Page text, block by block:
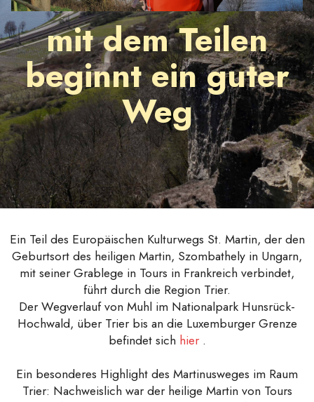
mit dem Teilen
beginnt ein guter
Weg
Ein Teil des Europäischen Kulturwegs St. Martin, der den
Geburtsort des heiligen Martin, Szombathely in Ungarn,
mit seiner Grablege in Tours in Frankreich verbindet,
führt durch die Region Trier.
Der Wegverlauf von Muhl im Nationalpark Hunsrück-
Hochwald, über Trier bis an die Luxemburger Grenze
befindet sich hier.
Ein besonderes Highlight des Martinusweges im Raum
Trier: Nachweislich war der heilige Martin von Tours